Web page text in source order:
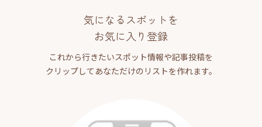
気になるスポットを
お気に入り登録
これから行きたいスポット情報や記事投稿を
クリップしてあなただけのリストを作れます。